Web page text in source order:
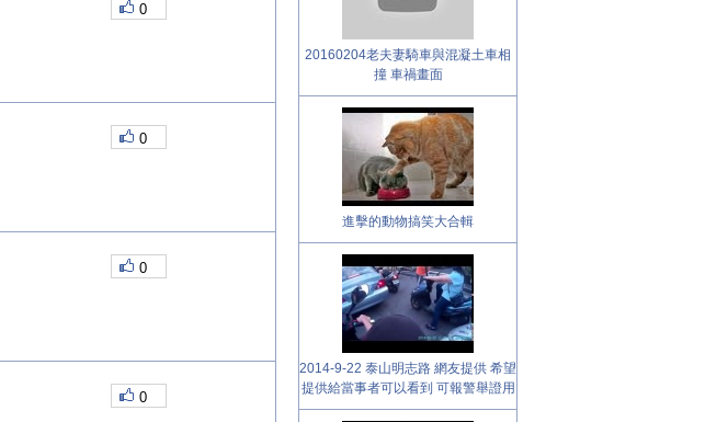
0
0
0
0
20160204老夫妻騎車與混凝土車相
撞 車禍畫面
進擊的動物搞笑大合輯
2014-9-22 泰山明志路 網友提供 希望
提供給當事者可以看到 可報警舉證用